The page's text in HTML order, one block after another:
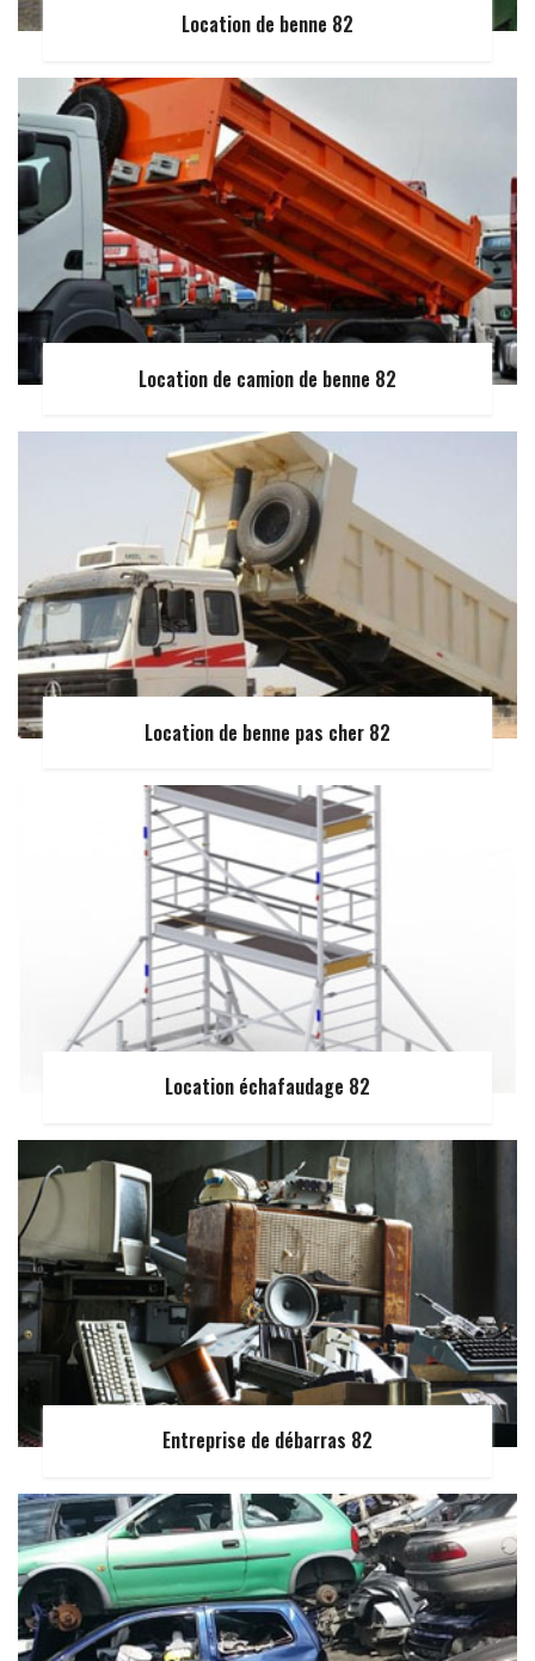
Location de benne 82
Location de camion de benne 82
Location de benne pas cher 82
Location échafaudage 82
Entreprise de débarras 82